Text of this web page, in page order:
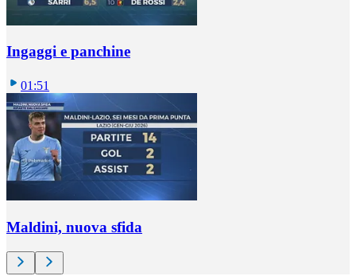
Ingaggi e panchine
01:51
Maldini, nuova sfida